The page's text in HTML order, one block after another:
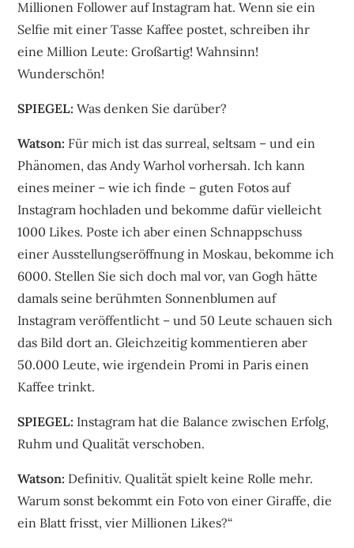
Millionen Follower auf Instagram hat. Wenn sie ein
Selfie mit einer Tasse Kaffee postet, schreiben ihr
eine Million Leute: Großartig! Wahnsinn!
Wunderschön!
SPIEGEL:Was denken Sie darüber?
Watson: Für mich ist das surreal, seltsam – und ein
Phänomen, das Andy Warhol vorhersah. Ich kann
eines meiner – wie ich finde – guten Fotos auf
Instagram hochladen und bekomme dafür vielleicht
1000 Likes. Poste ich aber einen Schnappschuss
einer Ausstellungseröffnung in Moskau, bekomme ich
6000. Stellen Sie sich doch mal vor, van Gogh hätte
damals seine berühmten Sonnenblumen auf
Instagram veröffentlicht – und 50 Leute schauen sich
das Bild dort an. Gleichzeitig kommentieren aber
50.000 Leute, wie irgendein Promi in Paris einen
Kaffee trinkt.
SPIEGEL: Instagram hat die Balance zwischen Erfolg,
Ruhm und Qualität verschoben.
Watson: Definitiv. Qualität spielt keine Rolle mehr.
Warum sonst bekommt ein Foto von einer Giraffe, die
ein Blatt frisst, vier Millionen Likes?“